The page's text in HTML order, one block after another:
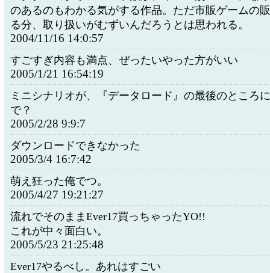
のあるのもわかる気がする作品。ただ市販ゲームの
る分、取り扱いがむずいんだろうとは思われる。
2004/11/16 14:0:57
すごすぎ内容も満点、ぜったいやった方がいい
2005/1/21 16:54:19
ミニシナリオが、『データロード』の最後のところ
で？
2005/2/28 9:9:7
ダウンロードできなかった
2005/3/4 16:7:42
萌え狂った俺でつ。
2005/4/27 19:21:27
流れでそのままEver17買っちゃったYO!!
これが中々面白い。
2005/5/23 21:25:48
Ever17やるべし。あれはすごい